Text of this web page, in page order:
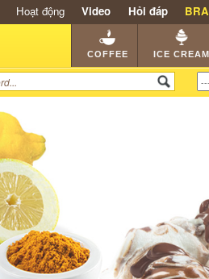
SHOP KEM NGON HẠT
Hoạt động Video Hỏi đáp
COFFEE ICE CREAM